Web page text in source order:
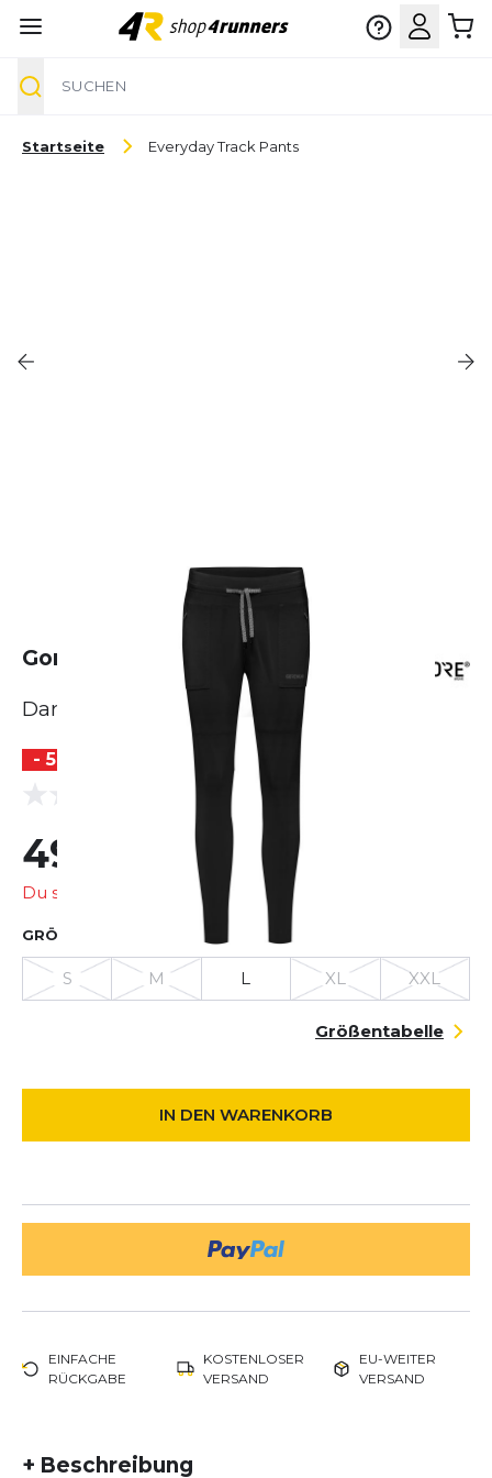
Startseite Everyday Track Pants
Gore Everyday Track Pants
Damen
- 50 %
0.0
(0 Bewertungen)
49,99 € 99,95 €
Du sparst
GRÖSSE AUSWÄHLEN
S M L XL XXL
Größentabelle
IN DEN WARENKORB
EINFACHE
RÜCKGABE
KOSTENLOSER
VERSAND
EU-WEITER
VERSAND
+ Beschreibung